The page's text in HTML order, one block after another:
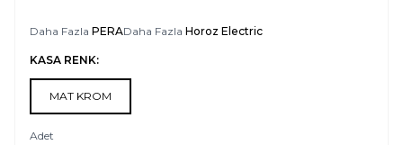
Daha Fazla PERADaha Fazla Horoz Electric
KASA RENK:
MAT KROM
Adet